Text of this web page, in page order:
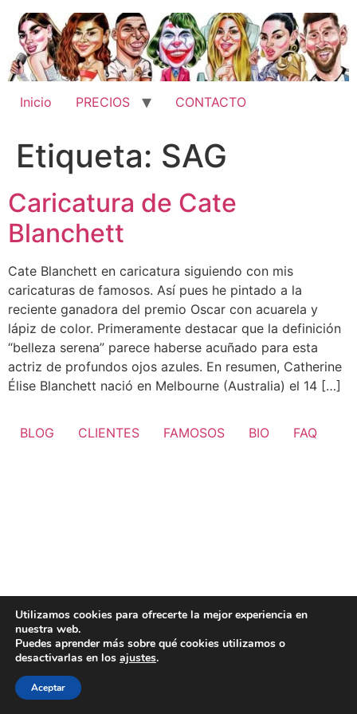
contenido
Inicio PRECIOS CONTACTO
Etiqueta: SAG
Caricatura de Cate
Blanchett
Cate Blanchett en caricatura siguiendo con mis
caricaturas de famosos. Así pues he pintado a la
reciente ganadora del premio Oscar con acuarela y
lápiz de color. Primeramente destacar que la definición
“belleza serena” parece haberse acuñado para esta
actriz de profundos ojos azules. En resumen, Catherine
Élise Blanchett nació en Melbourne (Australia) el 14 […]
BLOG CLIENTES FAMOSOS BIO FAQ
Utilizamos cookies para ofrecerte la mejor experiencia en
nuestra web.
Puedes aprender más sobre qué cookies utilizamos o
desactivarlas en los ajustes.
Aceptar